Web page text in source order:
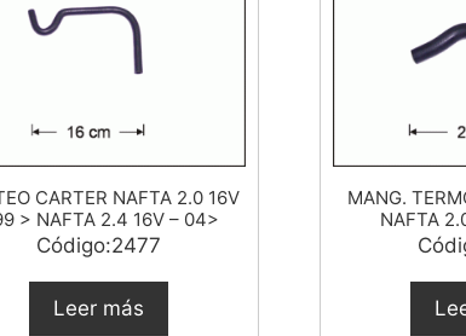
CARTER NAFTA 2.0 16V
> NAFTA 2.4 16V – 04>
Código:2477
Leer más
MANG.
NAFTA